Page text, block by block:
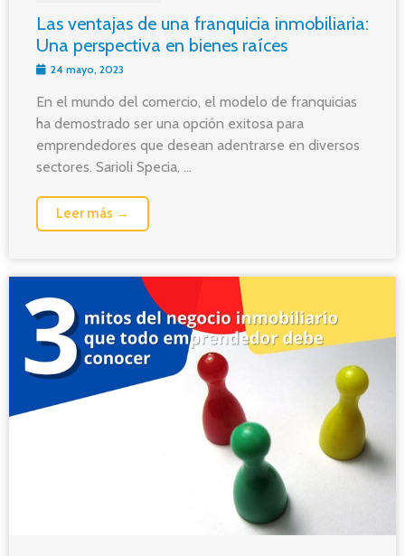
Las ventajas de una franquicia inmobiliaria:
Una perspectiva en bienes raíces
24 mayo, 2023
En el mundo del comercio, el modelo de franquicias
ha demostrado ser una opción exitosa para
emprendedores que desean adentrarse en diversos
sectores. Sarioli Specia, ...
Leer más →